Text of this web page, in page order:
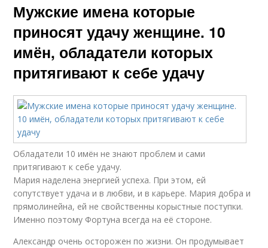
Мужские имена которые
приносят удачу женщине. 10
имён, обладатели которых
притягивают к себе удачу
Обладатели 10 имён не знают проблем и сами
притягивают к себе удачу.
Мария наделена энергией успеха. При этом, ей
сопутствует удача и в любви, и в карьере. Мария добра и
прямолинейна, ей не свойственны корыстные поступки.
Именно поэтому Фортуна всегда на её стороне.
Александр очень осторожен по жизни. Он продумывает